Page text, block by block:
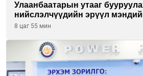
Улаанбаатарын утааг
нийслэлчүүдийн эрүүл
төслийг “Чингис хаан
8 цаг 55 мин